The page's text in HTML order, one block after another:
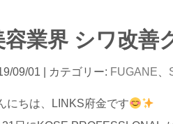
容業界 シワ改善
09/01 | カテゴリー: FUGANE
にちは、LINKS府金です